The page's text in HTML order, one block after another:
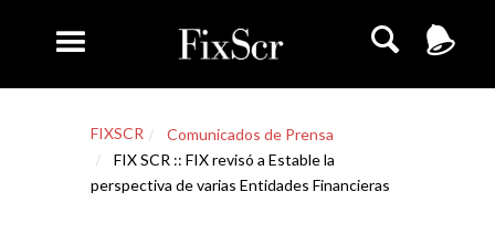
FIXSCR
Comunicados de Prensa
FIX SCR :: FIX revisó a Estable la
perspectiva de varias Entidades Financieras